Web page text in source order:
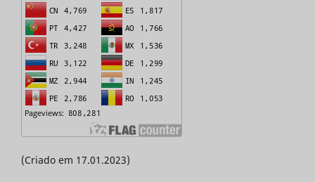
(Criado em 17.01.2023)